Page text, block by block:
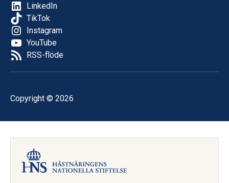
LinkedIn
TikTok
Instagram
YouTube
RSS-flöde
Copyright © 2026